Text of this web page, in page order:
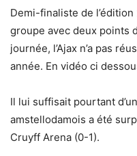
Demi-finaliste de
groupe avec deux points
journée, l’Ajax n’a pas
année. En vidéo ci
Il lui suffisait pourtant
amstellodamois a été
Cruyff Arena (0-1).